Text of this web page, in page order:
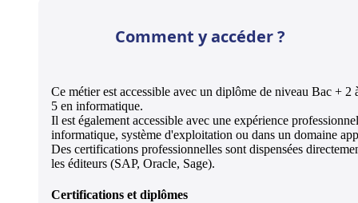
Comment y accéder ?
Ce métier est accessible avec un diplôme de niveau Bac + 2
5 en informatique.
Il est également accessible avec une expérience
informatique, système d'exploitation ou dans un domaine
Des certifications professionnelles sont dispensées
les éditeurs (SAP, Oracle, Sage).
Certifications et diplômes